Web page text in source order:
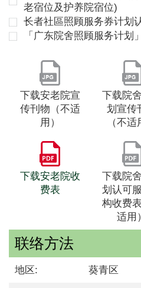
老宿位及护养院宿位)
长者社區照顾服务券计划
「广东院舍照顾服务计划
下载安老院宣
传刊物（不适
用）
下载院
划宣传
（不适
下载安老院收
费表
下载院
划认可
构收费
适用）
联络方法
地区: 葵青区